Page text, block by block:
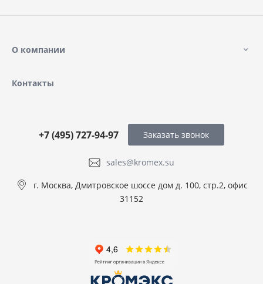
О компании
Контакты
sales@kromex.su
+7 (495) 727-94-97
г. Москва, Дмитровское шоссе дом д. 100, стр.2, офис
31152
Заказать звонок